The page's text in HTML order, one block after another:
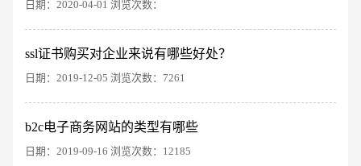
日期：2020-04-01 浏览次数：
ssl证书购买对企业来说有哪些好处？
日期：2019-12-05 浏览次数：7261
b2c电子商务网站的类型有哪些
日期：2019-09-16 浏览次数：12185
电商及系统平台开发